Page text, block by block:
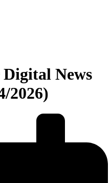
News
2026)